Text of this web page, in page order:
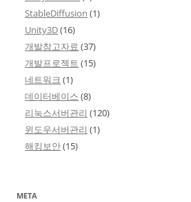
StableDiffusion (1)
Unity3D(16)
개발참고자료 (37)
개발프로젝트 (15)
네트워크 (1)
데이터베이스 (8)
리눅스서버관리 (120)
윈도우서버관리 (1)
해킹보안(15)
META